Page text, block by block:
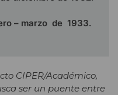
– marzo de 1933.
CIPER/Académico,
ser un puente entre